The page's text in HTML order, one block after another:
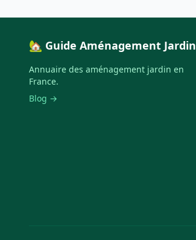
🏡 Guide Aménagement Jardin
Annuaire des aménagement jardin en
France.
Blog →